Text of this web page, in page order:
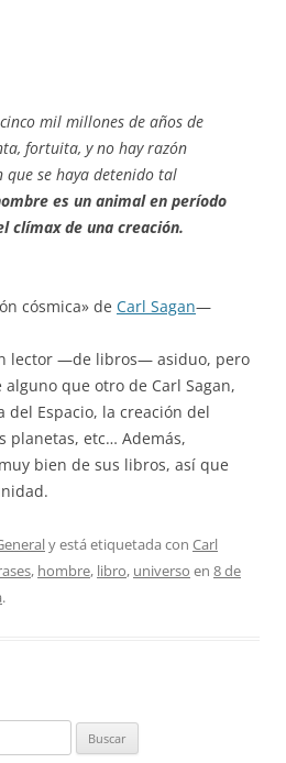
mil millones de años de
fortuita, y no hay razón
se haya detenido tal
es un animal en período
clímax de una creación.
cósmica» de Carl Sagan—
lector —de libros— asiduo, pero
que otro de Carl Sagan,
del Espacio, la creación del
planetas, etc… Además,
bien de sus libros, así que
y está etiquetada con Carl
, hombre, libro, universo en 8 de
.